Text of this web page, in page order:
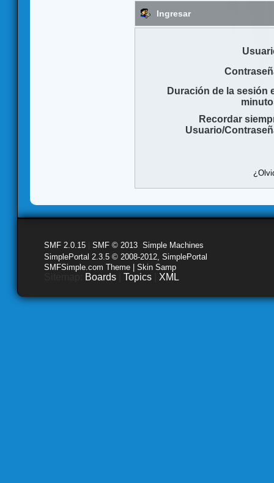
Ingresar
Duración de la sesión
Recordar
Usuario/
SMF 2.0.15 SMF © 2013 Simple Machines
SimplePortal 2.3.5 © 2008-2012, SimplePortal
SMFSimple.com Theme | Skin Samp
Boards Topics XML